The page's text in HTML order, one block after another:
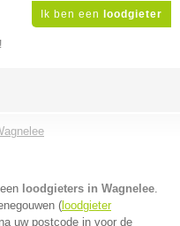
Ik ben een loodgieter
loodgieters in Wagnelee.
( loodgieter
uw postcode in voor de